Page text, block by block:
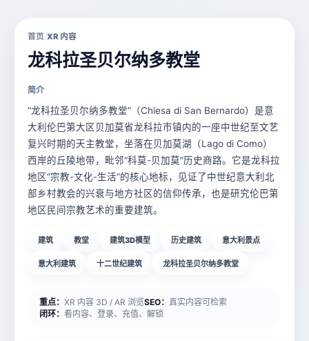
首页/XR 内容
龙科拉圣贝尔纳多教堂
简介
“龙科拉圣贝尔纳多教堂”（Chiesa di San Bernardo）是意
大利伦巴第大区贝加莫省龙科拉市镇内的一座中世纪至文艺
复兴时期的天主教堂，坐落在贝加莫湖（Lago di Como）
西岸的丘陵地带，毗邻“科莫-贝加莫”历史商路。它是龙科拉
地区“宗教-文化-生活”的核心地标，见证了中世纪意大利北
部乡村教会的兴衰与地方社区的信仰传承，也是研究伦巴第
地区民间宗教艺术的重要建筑。
建筑 教堂 建筑3D模型 历史建筑 意大利景点
意大利建筑 十二世纪建筑 龙科拉圣贝尔纳多教堂
重点： XR 内容 3D / AR 浏览SEO： 真实内容可检索
闭环： 看内容、登录、充值、解锁